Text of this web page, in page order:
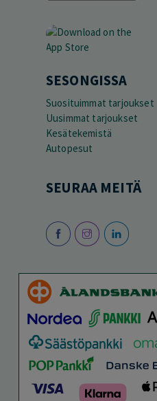
SESONGISSA
Suosituimmat tarjoukset
Uusimmat tarjoukset
Kesätekemistä
Autopesut
SEURAA MEITÄ